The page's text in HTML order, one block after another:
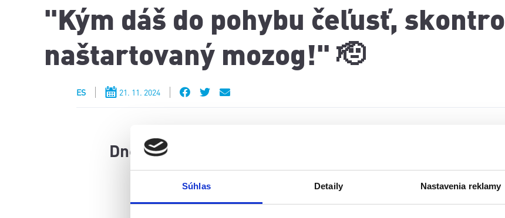
Súhlas Detaily Nastavenia reklamy
"Kým dáš do pohybu čeľusť,
naštartovaný mozog!" 🫡
ES 21. 11. 2024
Dnes ste nás zasypali vašimi obľúbenými vtipnými